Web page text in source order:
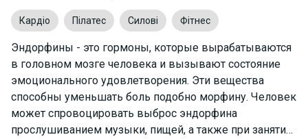
Кардіо Пілатес Силові Фітнес
Эндорфины - это гормоны, которые вырабатываются
в головном мозге человека и вызывают состояние
эмоционального удовлетворения. Эти вещества
способны уменьшать боль подобно морфину. Человек
может спровоцировать выброс эндорфина
прослушиванием музыки, пищей, а также при занятиях